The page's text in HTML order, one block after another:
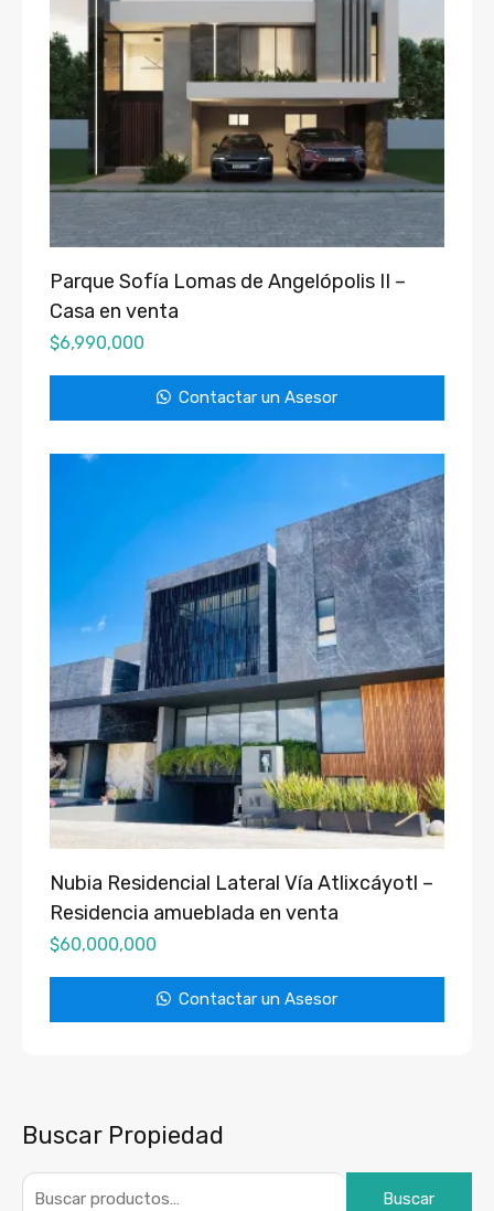
Parque Sofía Lomas de Angelópolis II –
Casa en venta
$6,990,000
Contactar un Asesor
Nubia Residencial Lateral Vía Atlixcáyotl –
Residencia amueblada en venta
$60,000,000
Contactar un Asesor
Buscar Propiedad
Buscar